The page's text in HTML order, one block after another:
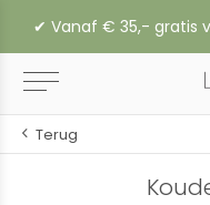
Terug